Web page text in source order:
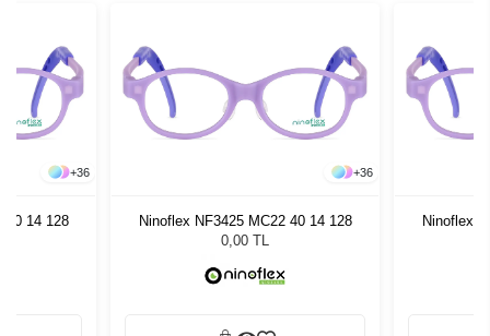
+36
40 14 128
+36
Ninoflex NF3425 MC22 40 14 128
0,00 TL
Ninoflex